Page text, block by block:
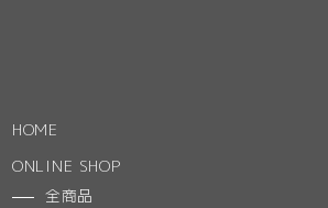
HOME
ONLINE SHOP
全商品